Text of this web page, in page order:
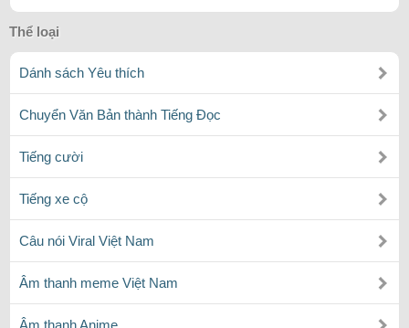
Thể loại
Dánh sách Yêu thích
Chuyển Văn Bản thành Tiếng Đọc
Tiếng cười
Tiếng xe cộ
Câu nói Viral Việt Nam
Âm thanh meme Việt Nam
Âm thanh Anime